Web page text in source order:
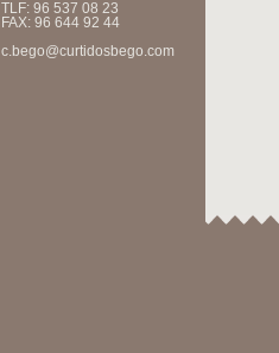
TLF: 96 537 08 23
FAX: 96 644 92 44
c.bego@curtidosbego.com